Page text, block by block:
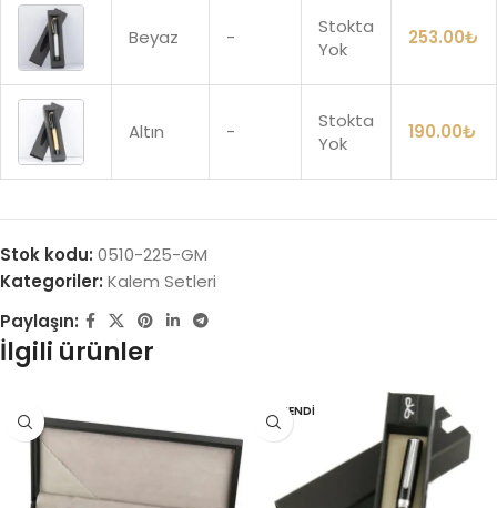
Beyaz -
Stokta
Yok
253.00₺
Altın -
Stokta
Yok
190.00₺
Stok kodu: 0510-225-GM
Kategoriler: Kalem Setleri
Paylaşın:
İlgili ürünler
TÜKENDI